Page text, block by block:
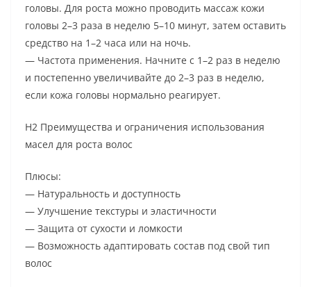
головы. Для роста можно проводить массаж кожи
головы 2–3 раза в неделю 5–10 минут, затем оставить
средство на 1–2 часа или на ночь.
— Частота применения. Начните с 1–2 раз в неделю
и постепенно увеличивайте до 2–3 раз в неделю,
если кожа головы нормально реагирует.
H2 Преимущества и ограничения использования
масел для роста волос
Плюсы:
— Натуральность и доступность
— Улучшение текстуры и эластичности
— Защита от сухости и ломкости
— Возможность адаптировать состав под свой тип
волос